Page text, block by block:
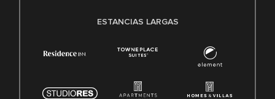
ESTANCIAS LARGAS